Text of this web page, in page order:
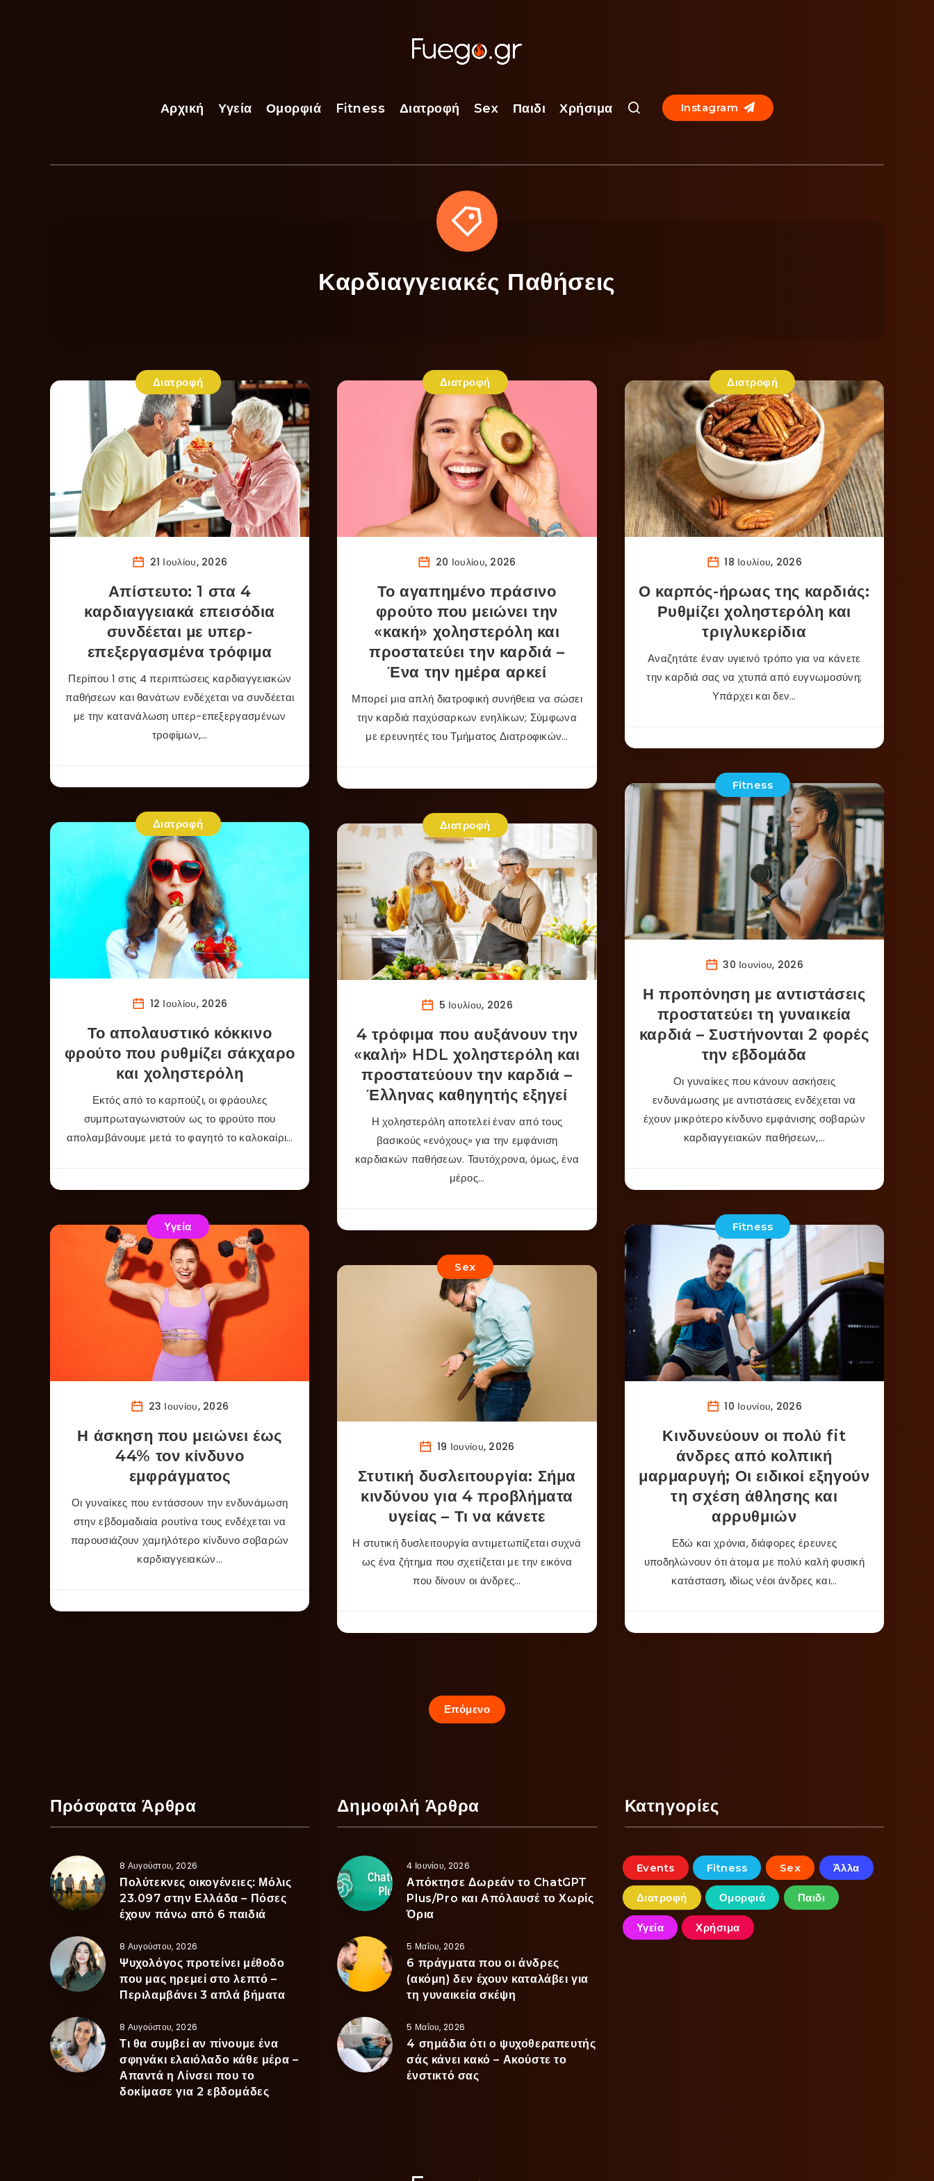
Αρχική Υγεία Ομορφιά Fitness Διατροφή Sex Παιδι Χρήσιμα Instagram
Καρδιαγγειακές Παθήσεις
Διατροφή
21 Ιουλίου, 2026
Απίστευτο: 1 στα 4
καρδιαγγειακά επεισόδια
συνδέεται με υπερ-
επεξεργασμένα τρόφιμα
Περίπου 1 στις 4 περιπτώσεις καρδιαγγειακών
παθήσεων και θανάτων ενδέχεται να συνδέεται
με την κατανάλωση υπερ-επεξεργασμένων
τροφίμων,…
Διατροφή
20 Ιουλίου, 2026
Το αγαπημένο πράσινο
φρούτο που μειώνει την
«κακή» χοληστερόλη και
προστατεύει την καρδιά –
Ένα την ημέρα αρκεί
Μπορεί μια απλή διατροφική συνήθεια να σώσει
την καρδιά παχύσαρκων ενηλίκων; Σύμφωνα
με ερευνητές του Τμήματος Διατροφικών…
Διατροφή
18 Ιουλίου, 2026
Ο καρπός-ήρωας της καρδιάς:
Ρυθμίζει χοληστερόλη και
τριγλυκερίδια
Αναζητάτε έναν υγιεινό τρόπο για να κάνετε
την καρδιά σας να χτυπά από ευγνωμοσύνη;
Υπάρχει και δεν…
Διατροφή
12 Ιουλίου, 2026
Το απολαυστικό κόκκινο
φρούτο που ρυθμίζει σάκχαρο
και χοληστερόλη
Εκτός από το καρπούζι, οι φράουλες
συμπρωταγωνιστούν ως το φρούτο που
απολαμβάνουμε μετά το φαγητό το καλοκαίρι…
Διατροφή
5 Ιουλίου, 2026
4 τρόφιμα που αυξάνουν την
«καλή» HDL χοληστερόλη και
προστατεύουν την καρδιά –
Έλληνας καθηγητής εξηγεί
Η χοληστερόλη αποτελεί έναν από τους
βασικούς «ενόχους» για την εμφάνιση
καρδιακών παθήσεων. Ταυτόχρονα, όμως, ένα
μέρος…
Fitness
30 Ιουνίου, 2026
Η προπόνηση με αντιστάσεις
προστατεύει τη γυναικεία
καρδιά – Συστήνονται 2 φορές
την εβδομάδα
Οι γυναίκες που κάνουν ασκήσεις
ενδυνάμωσης με αντιστάσεις ενδέχεται να
έχουν μικρότερο κίνδυνο εμφάνισης σοβαρών
καρδιαγγειακών παθήσεων,…
Υγεία
23 Ιουνίου, 2026
Η άσκηση που μειώνει έως
44% τον κίνδυνο
εμφράγματος
Οι γυναίκες που εντάσσουν την ενδυνάμωση
στην εβδομαδιαία ρουτίνα τους ενδέχεται να
παρουσιάζουν χαμηλότερο κίνδυνο σοβαρών
καρδιαγγειακών…
Sex
19 Ιουνίου, 2026
Στυτική δυσλειτουργία: Σήμα
κινδύνου για 4 προβλήματα
υγείας – Τι να κάνετε
Η στυτική δυσλειτουργία αντιμετωπίζεται συχνά
ως ένα ζήτημα που σχετίζεται με την εικόνα
που δίνουν οι άνδρες…
Fitness
10 Ιουνίου, 2026
Κινδυνεύουν οι πολύ fit
άνδρες από κολπική
μαρμαρυγή; Οι ειδικοί εξηγούν
τη σχέση άθλησης και
αρρυθμιών
Εδώ και χρόνια, διάφορες έρευνες
υποδηλώνουν ότι άτομα με πολύ καλή φυσική
κατάσταση, ιδίως νέοι άνδρες και…
Επόμενο
Πρόσφατα Άρθρα
8 Αυγούστου, 2026
Πολύτεκνες οικογένειες: Μόλις
23.097 στην Ελλάδα – Πόσες
έχουν πάνω από 6 παιδιά
8 Αυγούστου, 2026
Ψυχολόγος προτείνει μέθοδο
που μας ηρεμεί στο λεπτό –
Περιλαμβάνει 3 απλά βήματα
8 Αυγούστου, 2026
Τι θα συμβεί αν πίνουμε ένα
σφηνάκι ελαιόλαδο κάθε μέρα –
Απαντά η Λίνσει που το
δοκίμασε για 2 εβδομάδες
Δημοφιλή Άρθρα
4 Ιουνίου, 2026
Απόκτησε Δωρεάν το ChatGPT
Plus/Pro και Απόλαυσέ το Χωρίς
Όρια
5 Μαΐου, 2026
6 πράγματα που οι άνδρες
(ακόμη) δεν έχουν καταλάβει για
τη γυναικεία σκέψη
5 Μαΐου, 2026
4 σημάδια ότι ο ψυχοθεραπευτής
σάς κάνει κακό – Ακούστε το
ένστικτό σας
Κατηγορίες
Events Fitness Sex Άλλα
Διατροφή Ομορφιά Παιδι
Υγεία Χρήσιμα